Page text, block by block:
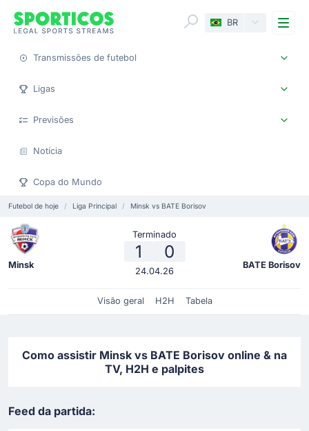
BR
Transmissões de futebol
Ligas
Previsões
Notícia
Copa do Mundo
Futebol de hoje Liga Principal Minsk vs BATE Borisov
Minsk
Terminado
1 0
24.04.26
BATE Borisov
Visão geral H2H Tabela
Como assistir Minsk vs BATE Borisov online & na
TV, H2H e palpites
Feed da partida: